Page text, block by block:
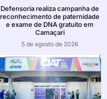
Defensoria realiza campanha de
reconhecimento de paternidade
e exame de DNA gratuito em
Camaçari
5 de agosto de 2026